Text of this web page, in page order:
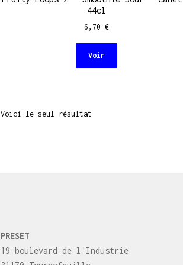
44cl
6,70 €
Voir
Voici le seul résultat
PRESET
19 boulevard de l'Industrie